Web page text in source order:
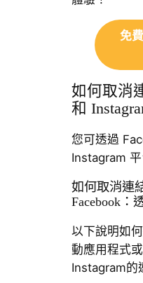
免
如何取消
和
您可透過
Instagram 平
如何取消連
Facebook：
以下說明如
動應用程式
Instagram的